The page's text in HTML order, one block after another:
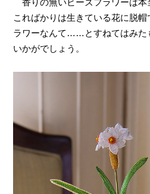
香りの無いビーズフラワーは本
こればかりは生きている花に脱
ラワーなんて …… とすねてはみた
いかがでしょう。